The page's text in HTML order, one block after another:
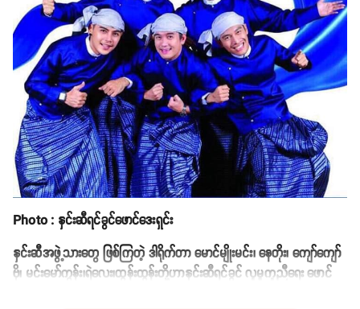
Photo : နှင်းဆီရင်ခွင်ဖောင်ဒေးရှင်း
နှင်းဆီအဖွဲ့သားတွေ ဖြစ်ကြတဲ့ ဒါရိုက်တာ မောင်မျိုးမင်း၊ နေတိုး၊ ကျော်ကျော်
ဗို၊ မင်းမော်ကွန်း၊ရဲလေး၊ထွန်းထွန်းတို့ဟာနှင်းဆီရင်ခွင် လူမှုကူညီရေး ဖောင်